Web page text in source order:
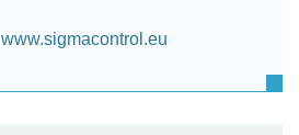
www.sigmacontrol.eu